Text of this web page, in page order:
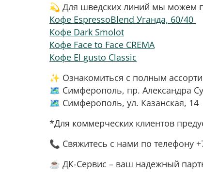
💫 Для шведских линий мы можем
Кофе EspressoBlend Уганда, 60/40
Кофе Dark Smolot
Кофе Face to Face CREMA
Кофе El gusto Classic
✨ Ознакомиться с полным
🗺 Симферополь, пр. Александра
🗺 Симферополь, ул. Казанская, 14
*Для коммерческих клиентов
📞 Свяжитесь с нами по телефону
☕️ ДК-Сервис – ваш надежный